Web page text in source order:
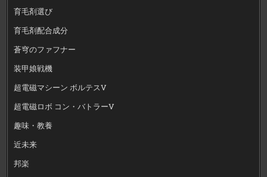
育毛剤選び
育毛剤配合成分
蒼穹のファフナー
装甲娘戦機
超電磁マシーン ボルテスV
超電磁ロボ コン・バトラーV
趣味・教養
近未来
邦楽